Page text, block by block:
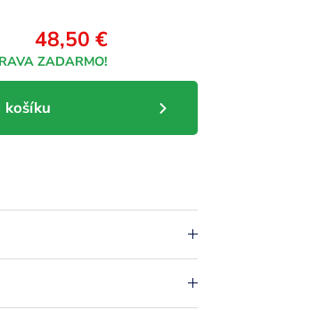
48,50 €
ZADARMO!
košíku